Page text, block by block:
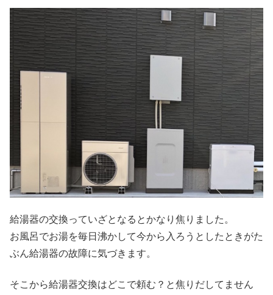
給湯器の交換っていざとなるとかなり焦りました。
お風呂でお湯を毎日沸かして今から入ろうとしたときがた
ぶん給湯器の故障に気づきます。
そこから給湯器交換はどこで頼む？と焦りだしてません